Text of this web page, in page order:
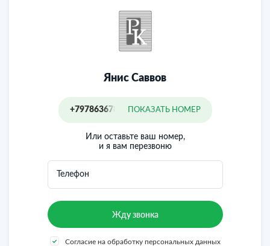
Добавьте предложение в закладки, чтобы не потерять!
Янис Саввов
+79786367854 ПОКАЗАТЬ НОМЕР
Или оставьте ваш номер,
и я вам перезвоню
Телефон
Согласие на обработку персональных данных